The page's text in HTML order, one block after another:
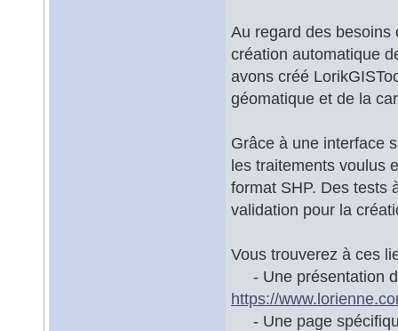
Au regard des besoins
création automatique
avons créé
géomatique et de la
Grâce à une interface
les traitements voulus
format SHP. Des tests
validation pour la
Vous trouverez à ces
- Une présentation
https://
- Une page